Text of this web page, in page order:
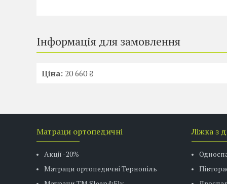
Інформація для замовлення
Ціна: 20 660 ₴
Матраци ортопедичні
Акції -20%
Матраци ортопедичні Тернопіль
Ліжка з